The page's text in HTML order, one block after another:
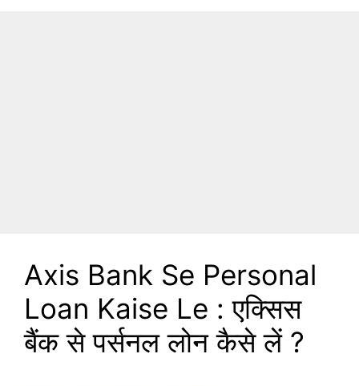
Axis Bank Se Personal
Loan Kaise Le : एक्सिस
बैंक से पर्सनल लोन कैसे लें ?